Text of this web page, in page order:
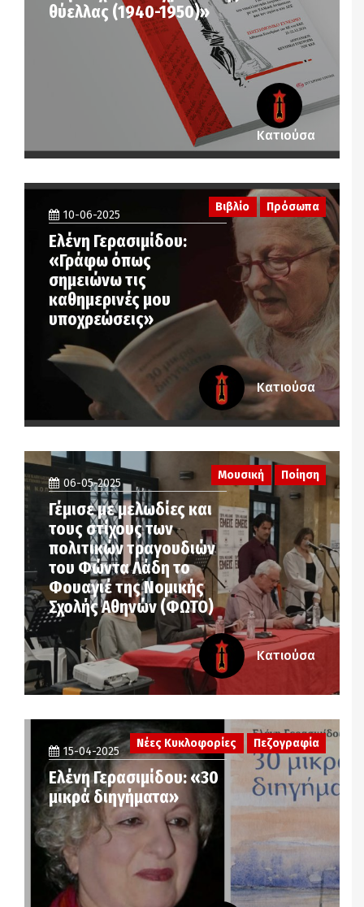
θύελλας (1940-1950)»
Κατιούσα
10-06-2025
Ελένη Γερασιμίδου:
«Γράφω όπως
σημειώνω τις
καθημερινές μου
υποχρεώσεις»
Βιβλίο Πρόσωπα
Κατιούσα
06-05-2025
Γέμισε με μελωδίες και
τους στίχους των
πολιτικών τραγουδιών
του Φώντα Λάδη το
Φουαγιέ της Νομικής
Σχολής Αθηνών (ΦΩΤΟ)
Μουσική Ποίηση
Κατιούσα
15-04-2025
Ελένη Γερασιμίδου: «30
μικρά διηγήματα»
Νέες Κυκλοφορίες Πεζογραφία